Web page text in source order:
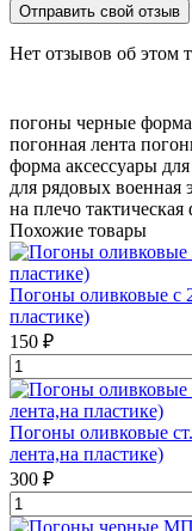
Отправить свой отзыв
Нет отзывов об этом
погоны черные
погонная лента
форма аксессуары
для рядовых военная
на плечо тактическая
Похожие товары
Погоны оливковые с
пластике)
150 ₽
Погоны оливковые
лента,на пластике)
300 ₽